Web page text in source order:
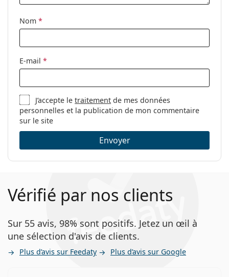
Nom *
E-mail *
J’accepte letraitement de mes données
personnelles et la publication de mon commentaire
sur le site
Envoyer
Vérifié par nos clients
Sur 55 avis, 98% sont positifs. Jetez un œil à
une sélection d'avis de clients.
Plus d’avis sur Feedaty Plus d’avis sur Google